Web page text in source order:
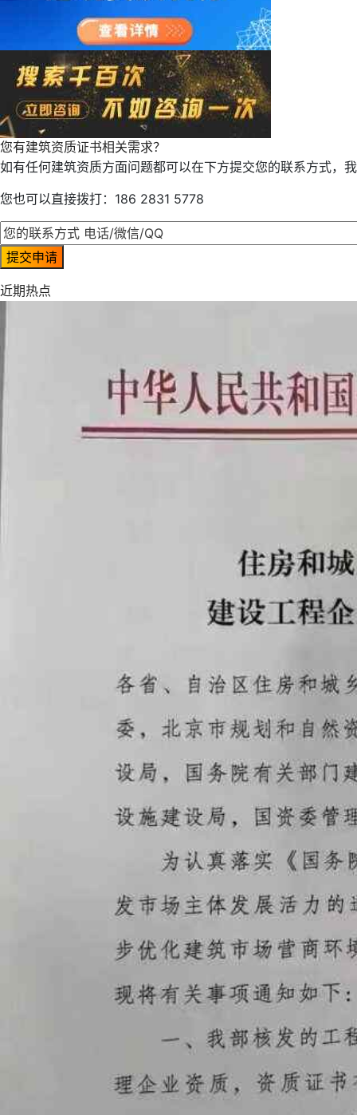
您有建筑资质证书相关需求？
如有任何建筑资质方面问题都可以在下方提交您的联系方式，
您也可以直接拨打：186 2831 5778
近期热点